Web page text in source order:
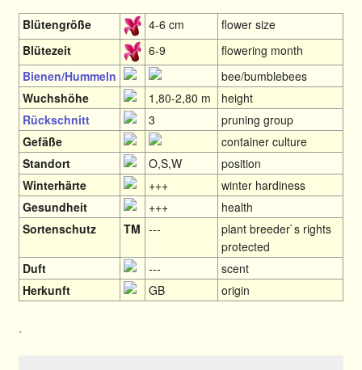
Blütengröße 4-6 cm
flower size
Blütezeit
6-9
flowering month
Bienen/Hummeln
bee/bumblebees
Wuchshöhe
1,80-2,80 m
height
Rückschnitt
3
pruning group
Gefäße
container culture
Standort
O,S,W
position
Winterhärte
+++
winter hardiness
Gesundheit
+++
health
Sortenschutz
TM ---
plant breeder`s rights
protected
Duft
---
scent
Herkunft
GB origin
.